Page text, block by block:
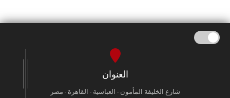
العنوان
شارع الخليفة المأمون - العباسية - القاهرة - مصر